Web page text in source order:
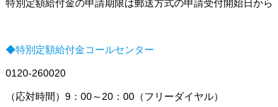
特別定額給付金の申請期限は郵送方式の申請受付開始日から
◆特別定額給付金コールセンター
0120-260020
（応対時間）9：00～20：00（フリーダイヤル）